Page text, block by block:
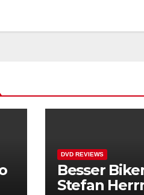
DVD REVIEWS
Besser
Stefan